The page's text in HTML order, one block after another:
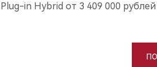
Plug-in Hybrid от 3 409 000